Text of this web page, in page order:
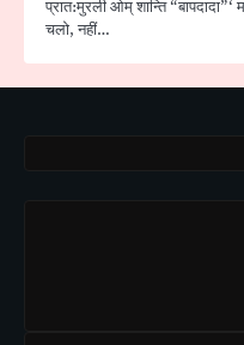
प्रात:मुरली ओम् शान्ति
चलो, नहीं…